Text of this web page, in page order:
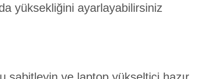
yüksekliğini ayarlayabilirsiniz